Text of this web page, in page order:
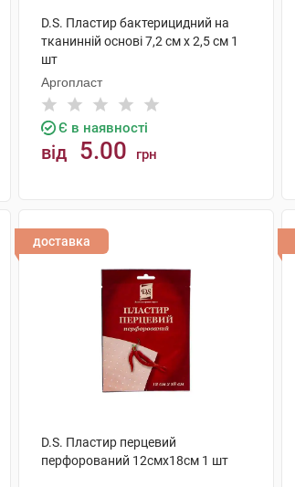
D.S. Пластир бактерицидний на
тканинній основі 7,2 см х 2,5 см 1
шт
Аргопласт
Є в наявності
від 5.00 грн
доставка
D.S. Пластир перцевий
перфорований 12смх18см 1 шт